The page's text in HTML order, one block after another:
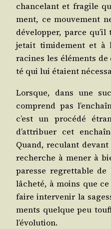
chan­ce­lant et fra­gile
ment, ce mou­ve­ment
déve­lop­per, parce
jetait timi­de­ment et à
racines les élé­ments
té qui lui étaient
Lorsque, dans une
com­prend pas
c’est un pro­cé­dé
d’attribuer cet
Quand, recu­lant
recherche à mener à
paresse regret­table de
lâche­té, à moins que
faire inter­ve­nir la
ments quelque peu
l’évolution.